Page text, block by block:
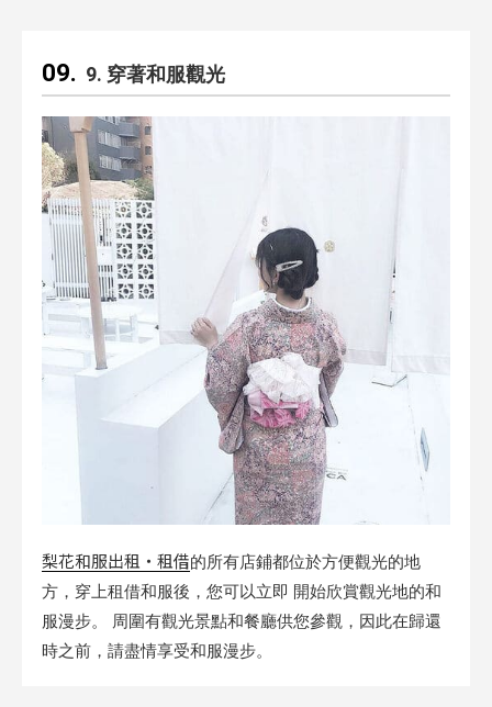
9. 穿著和服觀光
梨花和服出租・租借的所有店鋪都位於方便觀光的地
方，穿上租借和服後，您可以立即 開始欣賞觀光地的和
服漫步。 周圍有觀光景點和餐廳供您參觀，因此在歸還
時之前，請盡情享受和服漫步。